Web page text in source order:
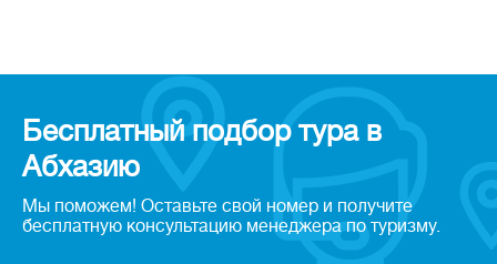
Бесплатный подбор тура в
Абхазию
Мы поможем! Оставьте свой номер и получите
бесплатную консультацию менеджера по туризму.